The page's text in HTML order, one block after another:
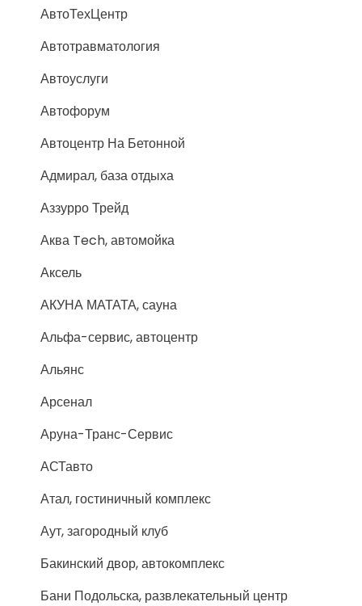
АвтоТехЦентр
Автотравматология
Автоуслуги
Автофорум
Автоцентр На Бетонной
Адмирал, база отдыха
Аззурро Трейд
Аква Tech, автомойка
Аксель
АКУНА МАТАТА, сауна
Альфа-сервис, автоцентр
Альянс
Арсенал
Аруна-Транс-Сервис
АСТавто
Атал, гостиничный комплекс
Аут, загородный клуб
Бакинский двор, автокомплекс
Бани Подольска, развлекательный центр